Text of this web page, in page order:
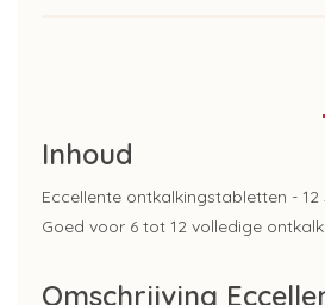
Inhoud
Eccellente ontkalkingstabletten - 12
Goed voor 6 tot 12 volledige
Omschrijving